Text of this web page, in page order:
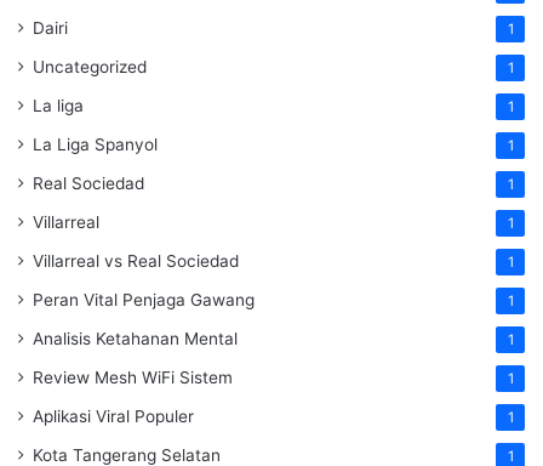
Dairi 1
Uncategorized 1
La liga 1
La Liga Spanyol 1
Real Sociedad 1
Villarreal 1
Villarreal vs Real Sociedad 1
Peran Vital Penjaga Gawang 1
Analisis Ketahanan Mental 1
Review Mesh WiFi Sistem 1
Aplikasi Viral Populer 1
Kota Tangerang Selatan 1